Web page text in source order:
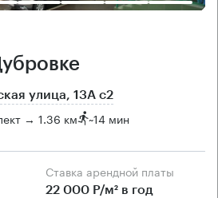
улица, 13А с2
→ 1.36 км ~14 мин
Ставка арендной платы
22 000 Р/м² в год